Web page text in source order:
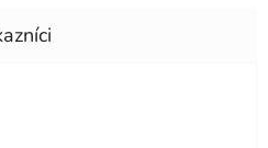
5 hviezdičiek.